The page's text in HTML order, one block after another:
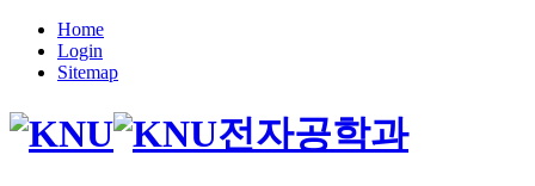
Home
Login
Sitemap
전자공학과